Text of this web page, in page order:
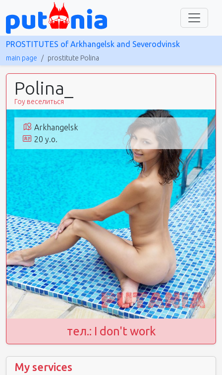
PROSTITUTES of Arkhangelsk and Severodvinsk
main page prostitute Polina
Polina_
Гоу веселиться
Arkhangelsk
20 y.o.
тел.: I don't work
My services